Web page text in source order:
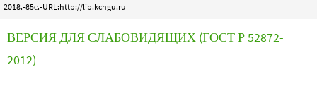
2018.-85с.-URL:http://lib.kchgu.ru
ВЕРСИЯ ДЛЯ СЛАБОВИДЯЩИХ (ГОСТ Р 52872-
2012)